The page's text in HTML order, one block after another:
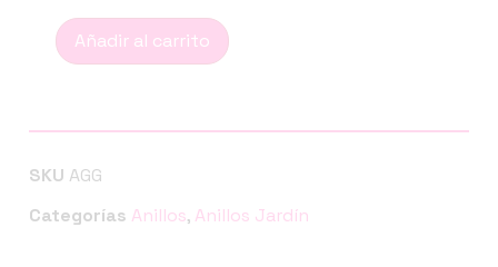
Añadir al carrito
SKU AGG
Categorías Anillos, Anillos Jardín